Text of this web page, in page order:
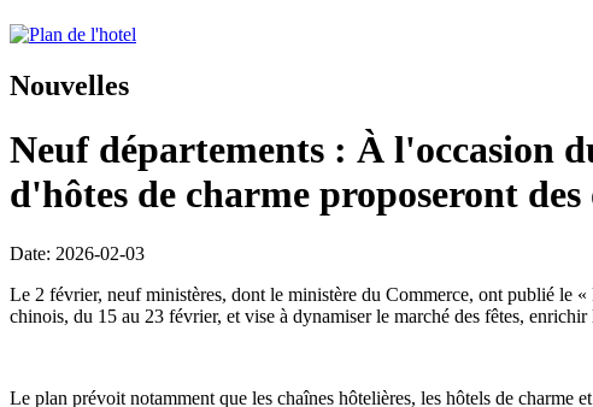
Nouvelles
Neuf départements : À l'occasion
d'hôtes de charme proposeront
Date: 2026-02-03
Le 2 février, neuf ministères, dont le ministère du Commerce, ont publié le
chinois, du 15 au 23 février, et vise à dynamiser le marché des fêtes,
Le plan prévoit notamment que les chaînes hôtelières, les hôtels de charme